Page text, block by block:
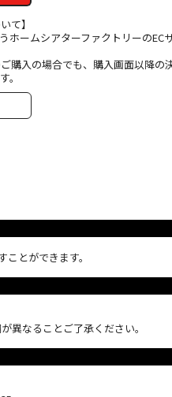
て】
ホームシアターファクトリーのEC
購入の場合でも、購入画面以降の
。
とができます。
異なることご了承ください。